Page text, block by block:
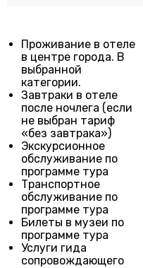
Проживание в отеле
в центре города. В
выбранной
категории.
Завтраки в отеле
после ночлега (если
не выбран тариф
«без завтрака»)
Экскурсионное
обслуживание по
программе тура
Транспортное
обслуживание по
программе тура
Билеты в музеи по
программе тура
Услуги гида
сопровождающего